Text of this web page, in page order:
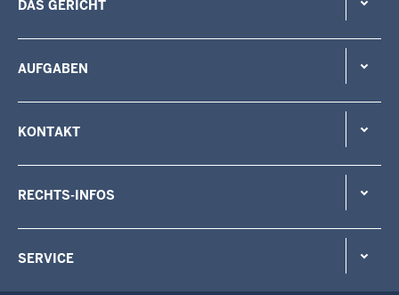
DAS GERICHT
AUFGABEN
KONTAKT
RECHTS-INFOS
SERVICE